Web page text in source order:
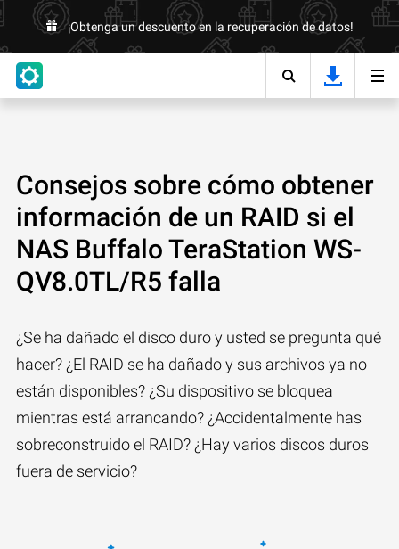
¡Obtenga un descuento en la recuperación de datos!
Consejos sobre cómo obtener
información de un RAID si el
NAS Buffalo TeraStation WS-
QV8.0TL/R5 falla
¿Se ha dañado el disco duro y usted se pregunta qué
hacer? ¿El RAID se ha dañado y sus archivos ya no
están disponibles? ¿Su dispositivo se bloquea
mientras está arrancando? ¿Accidentalmente has
sobreconstruido el RAID? ¿Hay varios discos duros
fuera de servicio?